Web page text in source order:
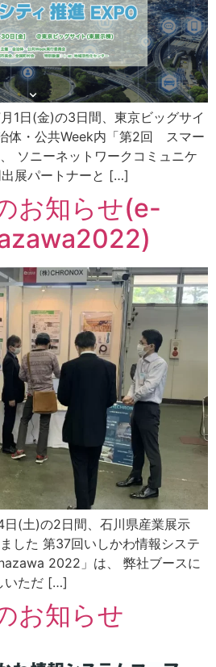
1日(金)の3日間、東京ビッグサイ
体・公共Week内「第2回 スマー
ソニーネットワークコミュニケ
展パートナーと […]
お知らせ(e-
(土)の2日間、石川県産業展示
した 第37回いしかわ情報システ
2022」は、 弊社ブースに
いただ […]
お知らせ